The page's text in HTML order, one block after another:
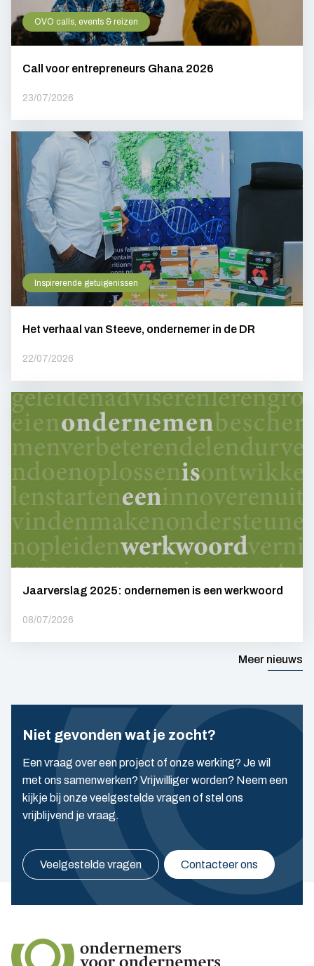
OVO calls, events & reizen
Call voor entrepreneurs Ghana 2026
23/07/2026
Inspirerende getuigenissen
Het verhaal van Steeve, ondernemer in de DR
22/07/2026
Jaarverslag 2025: ondernemen is een werkwoord
08/07/2026
Meer nieuws
Niet gevonden wat je zocht?
Een vraag over een project of onze werking? Je wil
met ons samenwerken? Vrijwilliger worden? Neem een
kijkje bij onze veelgestelde vragen of stel ons
vrijblijvend je vraag.
Veelgestelde vragen Contacteer ons